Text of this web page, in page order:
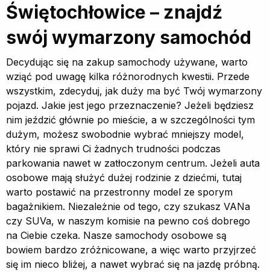
Świętochłowice – znajdź
swój wymarzony samochód
Decydując się na zakup samochody używane, warto
wziąć pod uwagę kilka różnorodnych kwestii. Przede
wszystkim, zdecyduj, jak duży ma być Twój wymarzony
pojazd. Jakie jest jego przeznaczenie? Jeżeli będziesz
nim jeździć głównie po mieście, a w szczególności tym
dużym, możesz swobodnie wybrać mniejszy model,
który nie sprawi Ci żadnych trudności podczas
parkowania nawet w zatłoczonym centrum. Jeżeli auta
osobowe mają służyć dużej rodzinie z dziećmi, tutaj
warto postawić na przestronny model ze sporym
bagażnikiem. Niezależnie od tego, czy szukasz VANa
czy SUVa, w naszym komisie na pewno coś dobrego
na Ciebie czeka. Nasze samochody osobowe są
bowiem bardzo zróżnicowane, a więc warto przyjrzeć
się im nieco bliżej, a nawet wybrać się na jazdę próbną.